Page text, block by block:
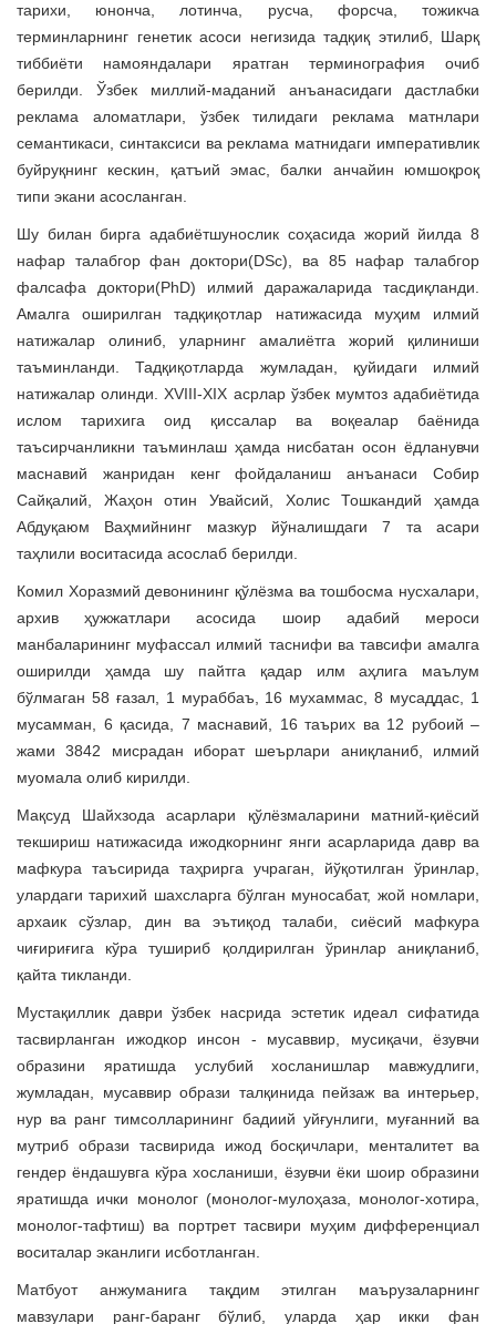
тарихи, юнонча, лотинча, русча, форсча, тожикча
терминларнинг генетик асоси негизида тадқиқ этилиб, Шарқ
тиббиёти намояндалари яратган терминография очиб
берилди. Ўзбек миллий-маданий анъанасидаги дастлабки
реклама аломатлари, ўзбек тилидаги реклама матнлари
семантикаси, синтаксиси ва реклама матнидаги императивлик
буйруқнинг кескин, қатъий эмас, балки анчайин юмшоқроқ
типи экани асосланган.
Шу билан бирга адабиётшунослик соҳасида жорий йилда 8
нафар талабгор фан доктори(DSc), ва 85 нафар талабгор
фалсафа доктори(PhD) илмий даражаларида тасдиқланди.
Амалга оширилган тадқиқотлар натижасида муҳим илмий
натижалар олиниб, уларнинг амалиётга жорий қилиниши
таъминланди. Тадқиқотларда жумладан, қуйидаги илмий
натижалар олинди. XVIII-XIX асрлар ўзбек мумтоз адабиётида
ислом тарихига оид қиссалар ва воқеалар баёнида
таъсирчанликни таъминлаш ҳамда нисбатан осон ёдланувчи
маснавий жанридан кенг фойдаланиш анъанаси Собир
Сайқалий, Жаҳон отин Увайсий, Холис Тошкандий ҳамда
Абдуқаюм Ваҳмийнинг мазкур йўналишдаги 7 та асари
таҳлили воситасида асослаб берилди.
Комил Хоразмий девонининг қўлёзма ва тошбосма нусхалари,
архив ҳужжатлари асосида шоир адабий мероси
манбаларининг муфассал илмий таснифи ва тавсифи амалга
оширилди ҳамда шу пайтга қадар илм аҳлига маълум
бўлмаган 58 ғазал, 1 мураббаъ, 16 мухаммас, 8 мусаддас, 1
мусамман, 6 қасида, 7 маснавий, 16 таърих ва 12 рубоий –
жами 3842 мисрадан иборат шеърлари аниқланиб, илмий
муомала олиб кирилди.
Мақсуд Шайхзода асарлари қўлёзмаларини матний-қиёсий
текшириш натижасида ижодкорнинг янги асарларида давр ва
мафкура таъсирида таҳрирга учраган, йўқотилган ўринлар,
улардаги тарихий шахсларга бўлган муносабат, жой номлари,
архаик сўзлар, дин ва эътиқод талаби, сиёсий мафкура
чиғириғига кўра тушириб қолдирилган ўринлар аниқланиб,
қайта тикланди.
Мустақиллик даври ўзбек насрида эстетик идеал сифатида
тасвирланган ижодкор инсон - мусаввир, мусиқачи, ёзувчи
образини яратишда услубий хосланишлар мавжудлиги,
жумладан, мусаввир образи талқинида пейзаж ва интерьер,
нур ва ранг тимсолларининг бадиий уйғунлиги, муғанний ва
мутриб образи тасвирида ижод босқичлари, менталитет ва
гендер ёндашувга кўра хосланиши, ёзувчи ёки шоир образини
яратишда ички монолог (монолог-мулоҳаза, монолог-хотира,
монолог-тафтиш) ва портрет тасвири муҳим дифференциал
воситалар эканлиги исботланган.
Матбуот анжуманига тақдим этилган маърузаларнинг
мавзулари ранг-баранг бўлиб, уларда ҳар икки фан